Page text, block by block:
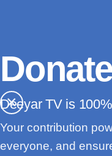
×
Deeyar TV is
Your contribution
everyone, and